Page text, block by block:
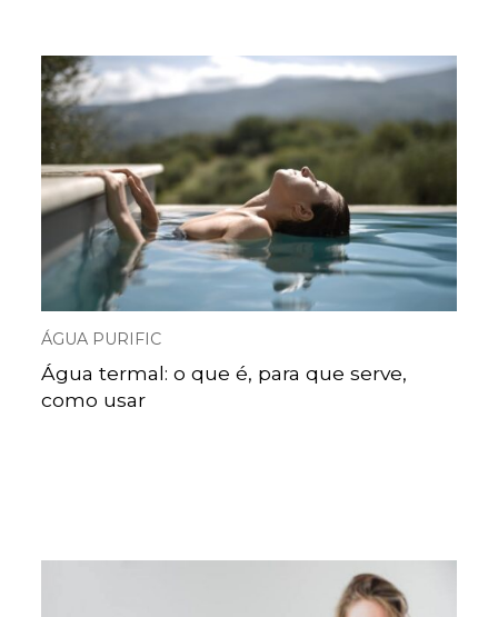
ÁGUA PURIFIC
Água termal: o que é, para que serve,
como usar